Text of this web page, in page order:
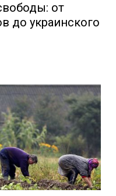
от
до украинского